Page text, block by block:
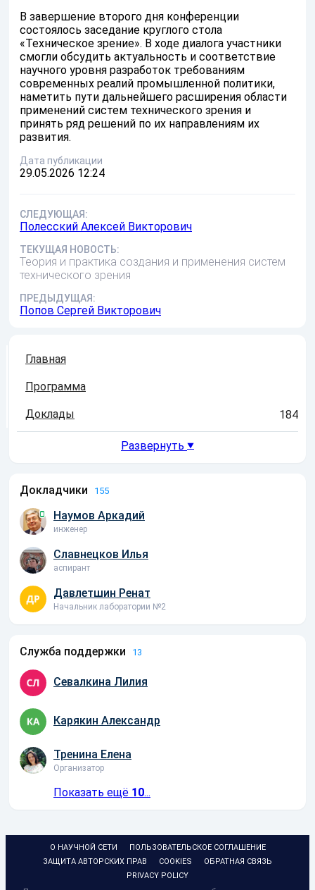
В завершение второго дня конференции
состоялось заседание круглого стола
«Техническое зрение». В ходе диалога участники
смогли обсудить актуальность и соответствие
научного уровня разработок требованиям
современных реалий промышленной политики,
наметить пути дальнейшего расширения области
применений систем технического зрения и
принять ряд решений по их направлениям их
развития.
Дата публикации
29.05.2026 12:24
СЛЕДУЮЩАЯ:
Полесский Алексей Викторович
ТЕКУЩАЯ НОВОСТЬ:
Теория и практика создания и применения систем
технического зрения
ПРЕДЫДУЩАЯ:
Попов Сергей Викторович
Главная
Программа
Доклады 184
Развернуть ▼
Докладчики 155
Наумов Аркадий
инженер
Славнецков Илья
аспирант
Давлетшин Ренат
Начальник лаборатории №2
Служба поддержки 13
Севалкина Лилия
Карякин Александр
Тренина Елена
Организатор
Показать ещё 10...
О НАУЧНОЙ СЕТИ
ПОЛЬЗОВАТЕЛЬСКОЕ СОГЛАШЕНИЕ
ЗАЩИТА АВТОРСКИХ ПРАВ
COOKIES
ОБРАТНАЯ СВЯЗЬ
PRIVACY POLICY